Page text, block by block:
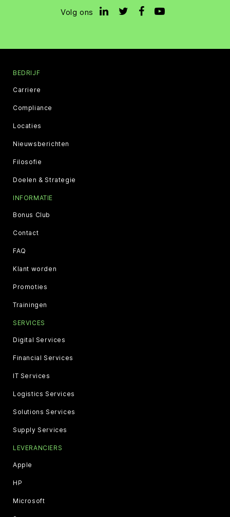
Volg ons
BEDRIJF
Carriere
Compliance
Locaties
Nieuwsberichten
Filosofie
Doelen & Strategie
INFORMATIE
Bonus Club
Contact
FAQ
Klant worden
Promoties
Trainingen
SERVICES
Digital Services
Financial Services
IT Services
Logistics Services
Solutions Services
Supply Services
LEVERANCIERS
Apple
HP
Microsoft